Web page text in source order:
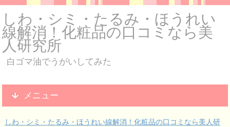
しわ・シミ・たるみ・ほうれい
線解消！化粧品の口コミなら美
人研究所
白ゴマ油でうがいしてみた
メニュー
しわ・シミ・たるみ・ほうれい線解消！化粧品の口コミなら美人研